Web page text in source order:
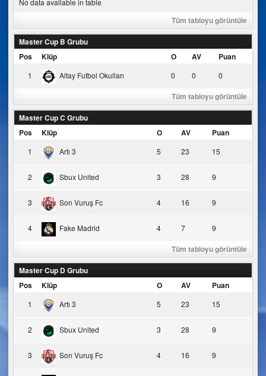
No data available in table
Tüm tabloyu görüntüle
Master Cup B Grubu
Pos
Klüp O AV Puan
1 Altay Futbol Okulları 0 0 0
Tüm tabloyu görüntüle
Master Cup C Grubu
Pos
Klüp O AV Puan
1 Artı 3 5 23 15
2 Sbux United 3 28 9
3 Son Vuruş Fc 4 16 9
4 Fake Madrid 4 7 9
Tüm tabloyu görüntüle
Master Cup D Grubu
Pos
Klüp O AV Puan
1 Artı 3 5 23 15
2 Sbux United 3 28 9
3 Son Vuruş Fc 4 16 9